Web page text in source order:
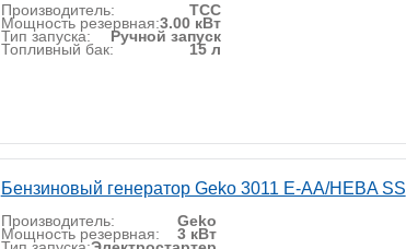
Производитель: ТСС
Мощность резервная:3.00 кВт
Тип запуска: Ручной запуск
Топливный бак: 15 л
Бензиновый генератор Geko 3011 E-AА/HEBA SS
Производитель: Geko
Мощность резервная: 3 кВт